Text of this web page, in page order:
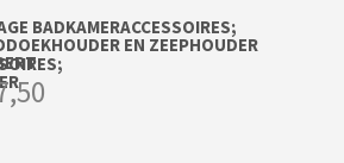
BADKAMERACCESSOIRES;
EN ZEEPHOUDER